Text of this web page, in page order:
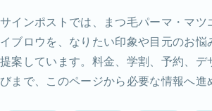
サインポストでは、まつ毛パーマ・マツ
イブロウを、なりたい印象や目元のお悩
提案しています。料金、学割、予約、デ
びまで、このページから必要な情報へ進